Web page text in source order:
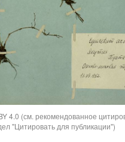
4.0 (см. рекомендованное
"Цитировать для публикации")